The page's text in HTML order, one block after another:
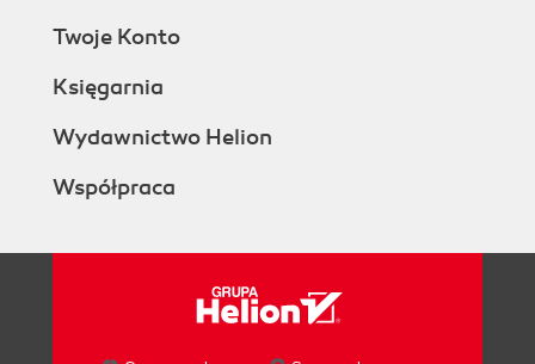
Twoje Konto
Księgarnia
Wydawnictwo Helion
Współpraca